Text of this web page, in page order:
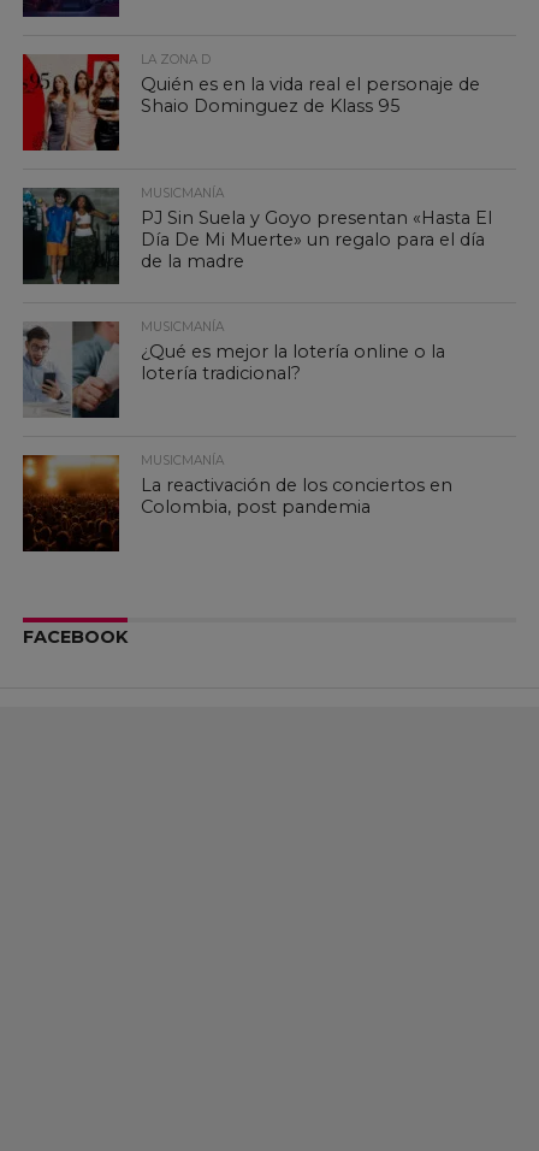
LA ZONA D
Quién es en la vida real el personaje de
Shaio Dominguez de Klass 95
MUSICMANÍA
PJ Sin Suela y Goyo presentan «Hasta El
Día De Mi Muerte» un regalo para el día
de la madre
MUSICMANÍA
¿Qué es mejor la lotería online o la
lotería tradicional?
MUSICMANÍA
La reactivación de los conciertos en
Colombia, post pandemia
FACEBOOK